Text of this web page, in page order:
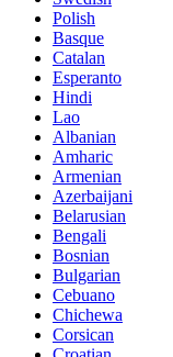
Polish
Basque
Catalan
Esperanto
Hindi
Lao
Albanian
Amharic
Armenian
Azerbaijani
Belarusian
Bengali
Bosnian
Bulgarian
Cebuano
Chichewa
Corsican